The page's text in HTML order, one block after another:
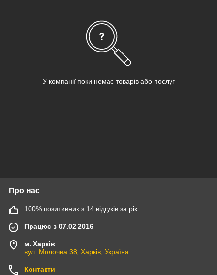
У компанії поки немає товарів або послуг
Про нас
100% позитивних з 14 відгуків за рік
Працює з 07.02.2016
м. Харків
вул. Молочна 38, Харків, Україна
Контакти